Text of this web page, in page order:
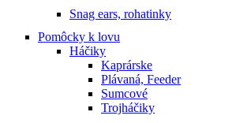
Snag ears, rohatinky
Pomôcky k lovu
Háčiky
Kaprárske
Plávaná, Feeder
Sumcové
Trojháčiky